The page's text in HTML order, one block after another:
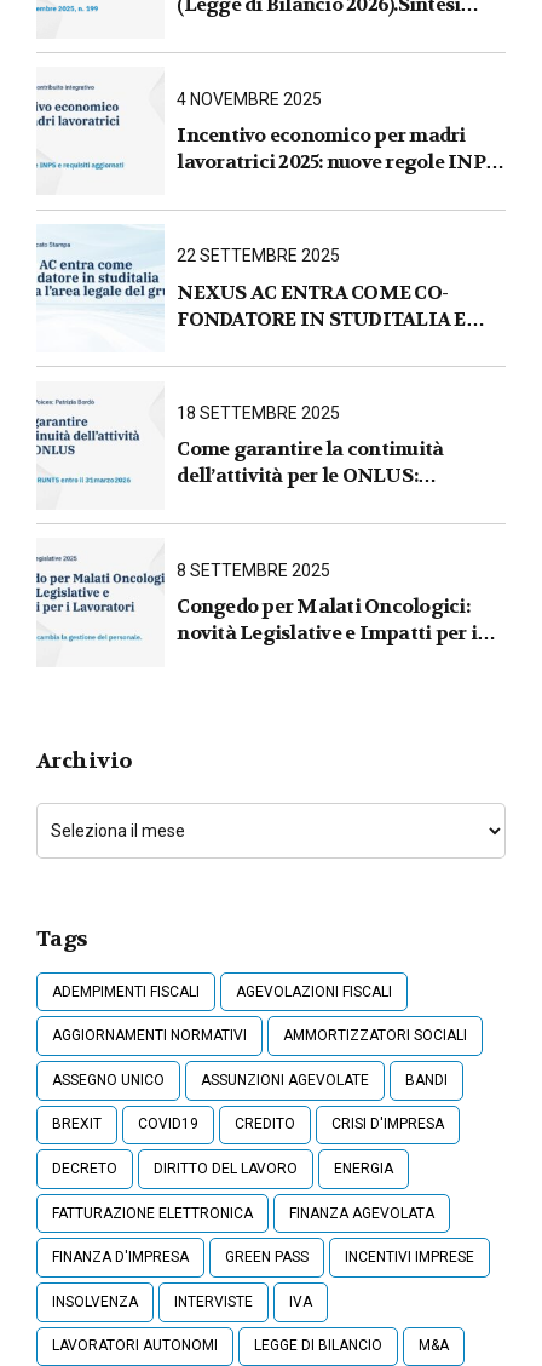
fiscali, tributarie, contributive e per
4 NOVEMBRE 2025
Incentivo economico per madri
lavoratrici 2025: nuove regole INPS
22 SETTEMBRE 2025
NEXUS AC ENTRA COME CO-
FONDATORE IN STUDITALIA E
GRUPPO
18 SETTEMBRE 2025
Come garantire la continuità
dell’attività per le ONLUS :
31 marzo 2026
8 SETTEMBRE 2025
Congedo per Malati Oncologici:
novità Legislative e Impatti per i
Archivio
Tags
ADEMPIMENTI FISCALI AGEVOLAZIONI FISCALI
AGGIORNAMENTI NORMATIVI AMMORTIZZATORI SOCIALI
ASSEGNO UNICO ASSUNZIONI AGEVOLATE BANDI
BREXIT COVID19 CREDITO CRISI D'IMPRESA
DECRETO DIRITTO DEL LAVORO ENERGIA
FATTURAZIONE ELETTRONICA FINANZA AGEVOLATA
FINANZA D'IMPRESA GREEN PASS INCENTIVI IMPRESE
INSOLVENZA INTERVISTE IVA
LAVORATORI AUTONOMI LEGGE DI BILANCIO M&A